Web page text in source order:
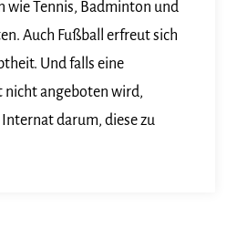
wie Tennis, Badminton und
Auch Fußball erfreut sich
Und falls eine
nicht angeboten wird,
darum, diese zu